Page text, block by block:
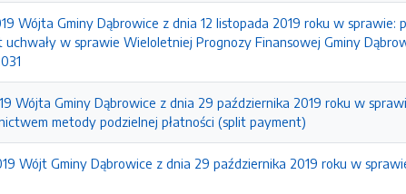
Wójta Gminy Dąbrowice z dnia 12 listopada 2019 roku w
uchwały w sprawie Wieloletniej Prognozy Finansowej Gminy
Wójta Gminy Dąbrowice z dnia 29 października 2019 roku w
metody podzielnej płatności (split payment)
Wójt Gminy Dąbrowice z dnia 29 października 2019 roku w